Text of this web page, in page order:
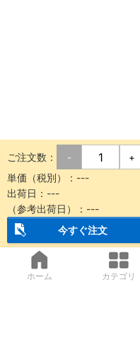
ご注文数： - +
単価（税別）： ---
出荷日： ---
（参考出荷日）： ---
今すぐ注文
ホーム カテゴリ